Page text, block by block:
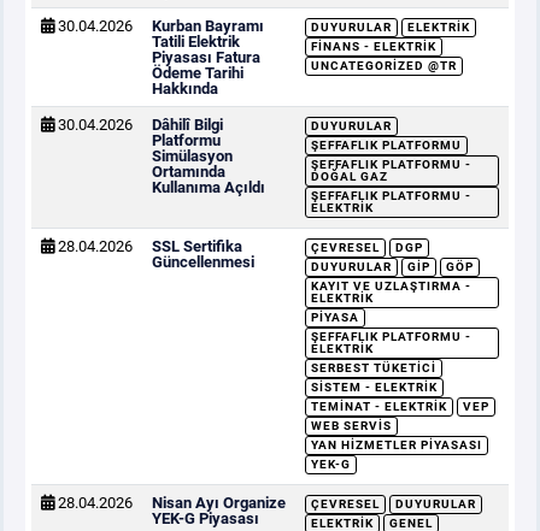
30.04.2026
Kurban Bayramı
Tatili Elektrik
Piyasası Fatura
Ödeme Tarihi
Hakkında
DUYURULAR
ELEKTRIK
FINANS - ELEKTRIK
UNCATEGORIZED @TR
30.04.2026
Dâhilî Bilgi
Platformu
Simülasyon
Ortamında
Kullanıma Açıldı
DUYURULAR
ŞEFFAFLIK PLATFORMU
ŞEFFAFLIK PLATFORMU -
DOĞAL GAZ
ŞEFFAFLIK PLATFORMU -
ELEKTRIK
28.04.2026
SSL Sertifika
Güncellenmesi
ÇEVRESEL
DGP
DUYURULAR
GİP
GÖP
KAYIT VE UZLAŞTIRMA -
ELEKTRIK
PIYASA
ŞEFFAFLIK PLATFORMU -
ELEKTRIK
SERBEST TÜKETICI
SISTEM - ELEKTRIK
TEMINAT - ELEKTRIK
VEP
WEB SERVIS
YAN HIZMETLER PIYASASI
YEK-G
28.04.2026
Nisan Ayı Organize
YEK-G Piyasası
ÇEVRESEL
DUYURULAR
ELEKTRIK
GENEL